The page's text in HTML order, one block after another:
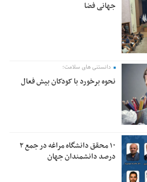
جهانی فضا
دانستنی های سلامت؛
نحوه برخورد با کودکان بیش فعال
۱۰ محقق دانشگاه مراغه در جمع ۲
درصد دانشمندان جهان